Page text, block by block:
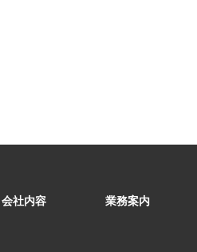
会社内容 業務案内